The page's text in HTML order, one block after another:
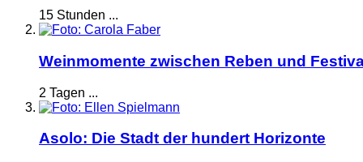
15 Stunden ...
Weinmomente zwischen Reben und
2 Tagen ...
Asolo: Die Stadt der hundert Horizonte